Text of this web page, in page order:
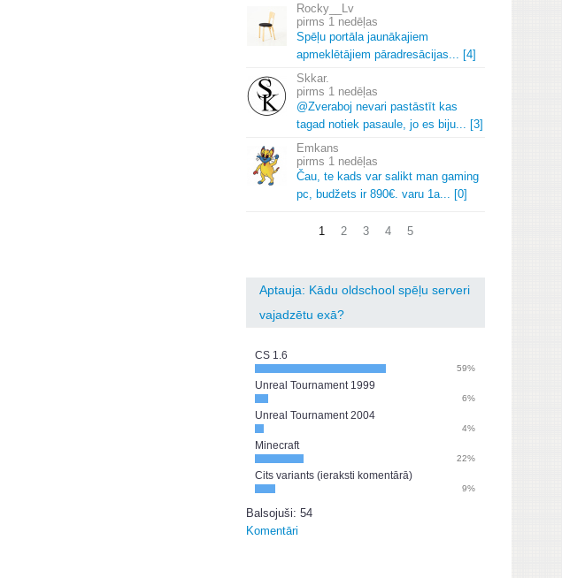
Rocky__Lv
1 nedēļas
Spēļu portāla jaunākajiem
apmeklētājiem pāradresācijas.
[4]
Skkar.
1 nedēļas
@Zveraboj nevari pastāstīt kas
tagad notiek pasaule, jo es biju.
[3]
Emkans
1 nedēļas
Čau, te kads var salikt man gaming
pc, budžets ir 890€. varu 1a. [0]
1 2 3 4 5
Aptauja: Kādu oldschool spēļu serveri
vajadzētu exā?
CS 1.6
59%
Unreal Tournament 1999
6%
Unreal Tournament 2004
4%
Minecraft
22%
Cits variants (ieraksti komentārā)
9%
Balsojuši: 54
Komentāri